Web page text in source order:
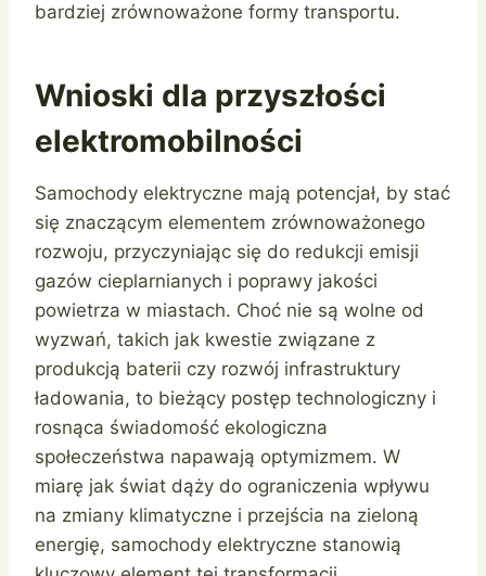
bardziej zrównoważone formy transportu.
Wnioski dla przyszłości
elektromobilności
Samochody elektryczne mają potencjał, by stać
się znaczącym elementem zrównoważonego
rozwoju, przyczyniając się do redukcji emisji
gazów cieplarnianych i poprawy jakości
powietrza w miastach. Choć nie są wolne od
wyzwań, takich jak kwestie związane z
produkcją baterii czy rozwój infrastruktury
ładowania, to bieżący postęp technologiczny i
rosnąca świadomość ekologiczna
społeczeństwa napawają optymizmem. W
miarę jak świat dąży do ograniczenia wpływu
na zmiany klimatyczne i przejścia na zieloną
energię, samochody elektryczne stanowią